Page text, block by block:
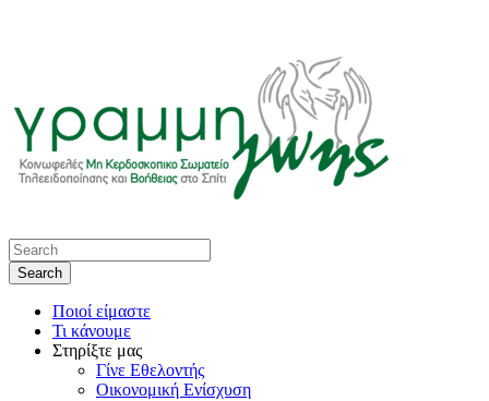
Ποιοί είμαστε
Τι κάνουμε
Στηρίξτε μας
Γίνε Εθελοντής
Οικονομική Ενίσχυση